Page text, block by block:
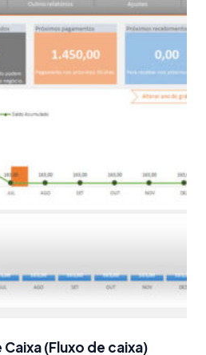
(Fluxo de caixa)